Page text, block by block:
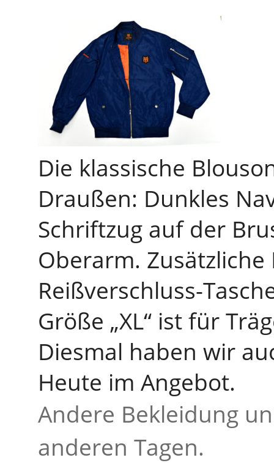
Die klassische
Draußen: Dunkles
Schriftzug auf der
Oberarm.
Reißverschluss-
Größe „XL“ ist für
Diesmal haben wir
Heute im Angebot.
Andere Bekleidung
anderen Tagen.